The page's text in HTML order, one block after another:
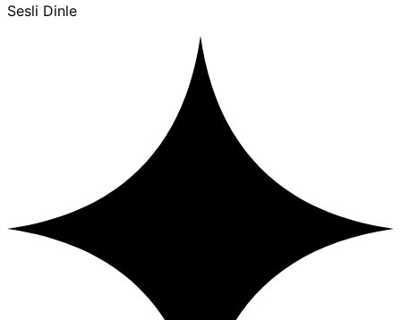
Sesli Dinle